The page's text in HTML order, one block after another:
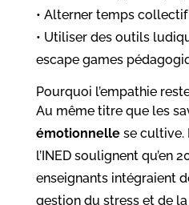
• Alterner temps
• Utiliser des outils
escape games
Pourquoi l’empathie
Au même titre que les
émotionnellese cultive.
l’INED soulignent qu’en
enseignants intégraient
gestion du stress et de